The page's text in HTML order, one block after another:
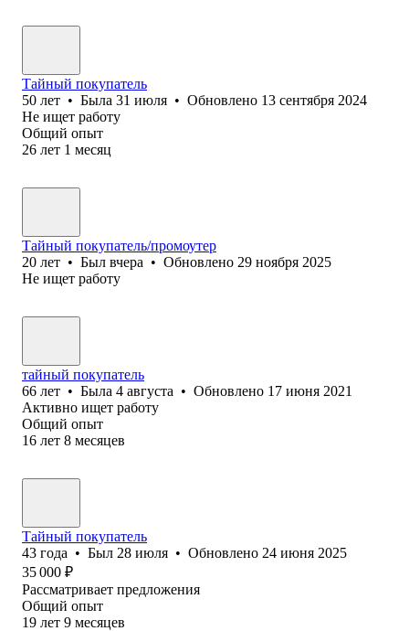
Тайный покупатель
50 лет • Была 31 июля • Обновлено 13 сентября 2024
Не ищет работу
Общий опыт
26 лет 1 месяц
Тайный покупатель/промоутер
20 лет • Был вчера • Обновлено 29 ноября 2025
Не ищет работу
тайный покупатель
66 лет • Была 4 августа • Обновлено 17 июня 2021
Активно ищет работу
Общий опыт
16 лет 8 месяцев
Тайный покупатель
43 года • Был 28 июля • Обновлено 24 июня 2025
35 000 ₽
Рассматривает предложения
Общий опыт
19 лет 9 месяцев